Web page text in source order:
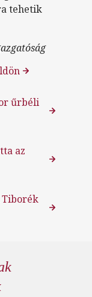
tehetik
űrbéli
az
Tiborék